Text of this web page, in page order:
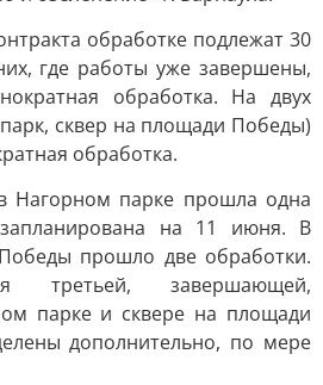
обработке подлежат 30
где работы уже завершены,
обработка. На двух
сквер на площади Победы)
обработка.
Нагорном парке прошла одна
на 11 июня. В
прошло две обработки.
третьей, завершающей,
парке и сквере на площади
дополнительно, по мере